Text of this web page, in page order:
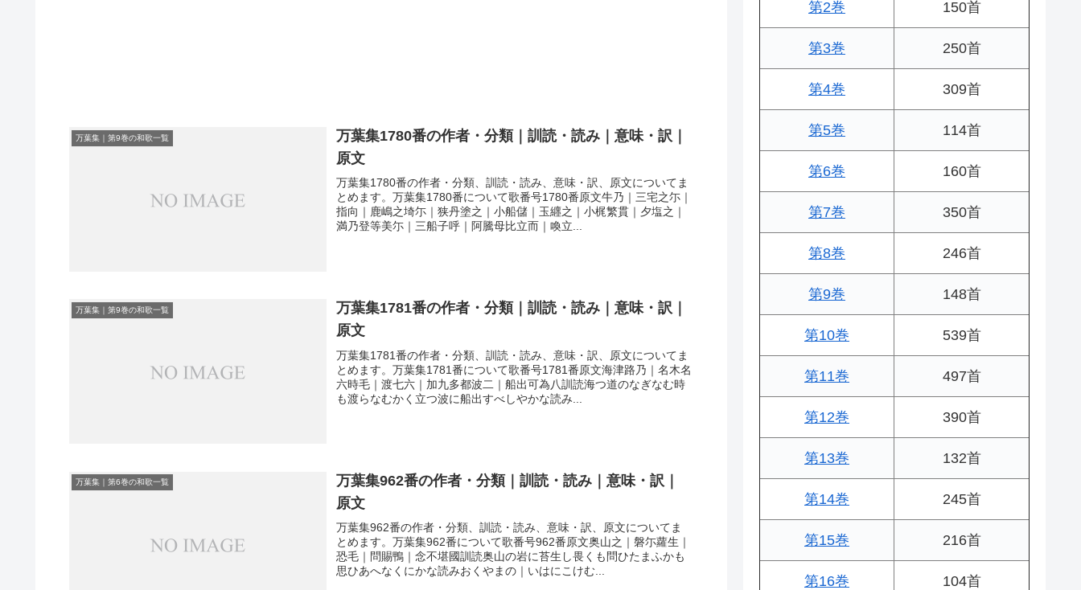
万葉集｜第9巻の和歌一覧
万葉集1780番の作者・分類｜訓読・読み｜意味・訳｜
原文
万葉集1780番の作者・分類、訓読・読み、意味・訳、原文についてま
とめます。万葉集1780番について歌番号1780番原文牛乃｜三宅之尓｜
指向｜鹿嶋之埼尓｜狭丹塗之｜小船儲｜玉纒之｜小梶繁貫｜夕塩之｜
満乃登等美尓｜三船子呼｜阿騰母比立而｜喚立...
万葉集｜第9巻の和歌一覧
万葉集1781番の作者・分類｜訓読・読み｜意味・訳｜
原文
万葉集1781番の作者・分類、訓読・読み、意味・訳、原文についてま
とめます。万葉集1781番について歌番号1781番原文海津路乃｜名木名
六時毛｜渡七六｜加九多都波二｜船出可為八訓読海つ道のなぎなむ時
も渡らなむかく立つ波に船出すべしやかな読み...
万葉集｜第6巻の和歌一覧
万葉集962番の作者・分類｜訓読・読み｜意味・訳｜
原文
万葉集962番の作者・分類、訓読・読み、意味・訳、原文についてま
とめます。万葉集962番について歌番号962番原文奥山之｜磐尓蘿生｜
恐毛｜問賜鴨｜念不堪國訓読奥山の岩に苔生し畏くも問ひたまふかも
思ひあへなくにかな読みおくやまの｜いはにこけむ...
第2巻 150首
第3巻 250首
第4巻 309首
第5巻 114首
第6巻 160首
第7巻 350首
第8巻 246首
第9巻 148首
第10巻 539首
第11巻 497首
第12巻 390首
第13巻 132首
第14巻 245首
第15巻 216首
第16巻 104首